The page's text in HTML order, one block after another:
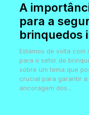
A
para a
brinquedos
Estamos de volta
para o setor de
sobre um tema que
crucial para garantir
ancoragem dos...